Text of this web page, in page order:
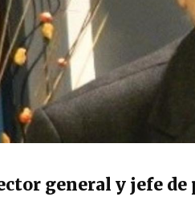
general y jefe de